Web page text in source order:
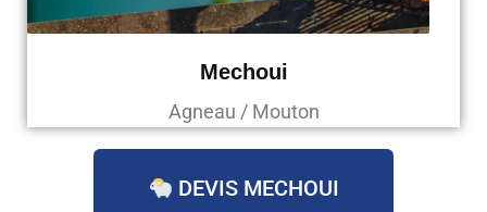
Mechoui
Agneau / Mouton
DEVIS MECHOUI